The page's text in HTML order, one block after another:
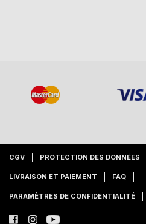
CGV PROTECTION DES DONNÉES
LIVRAISON ET PAIEMENT FAQ
PARAMÈTRES DE CONFIDENTIALITÉ